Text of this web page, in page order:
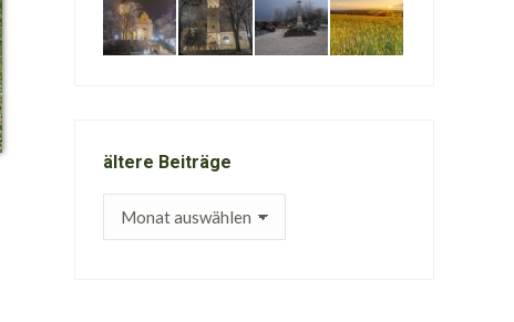
ältere Beiträge